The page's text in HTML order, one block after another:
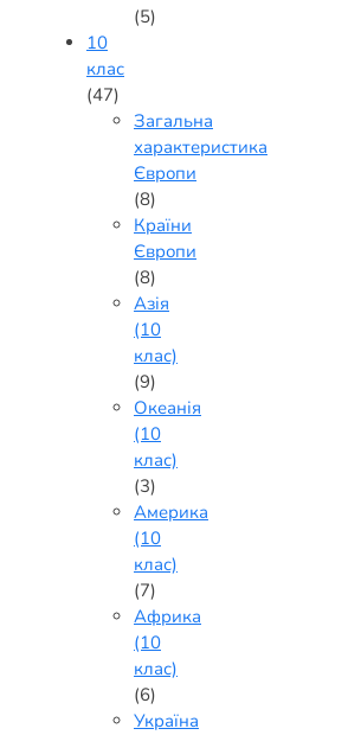
(5)
10
клас
(47)
Загальна
характеристика
Європи
(8)
Країни
Європи
(8)
Азія
(10
клас)
(9)
Океанія
(10
клас)
(3)
Америка
(10
клас)
(7)
Африка
(10
клас)
(6)
Україна